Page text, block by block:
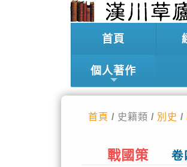
首頁
個人著作
首頁 / 史籍類 / 別史 /
戰國策